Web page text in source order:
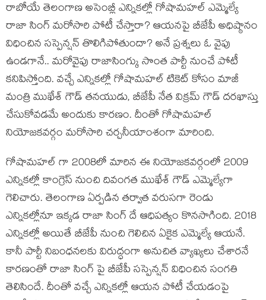
రాబోయే తెలంగాణ అసెంబ్లీ ఎన్నికల్లో గోషామహల్ ఎమ్మెల్యే
రాజా సింగ్ మరోసారి పోటీ చేస్తారా? ఆయనపై బీజేపీ అధిష్ఠానం
విధించిన సస్పెన్షన్ తొలిగిపోతుందా? అనే ప్రశ్నలు ఓ వైపు
ఉండగానే.. మరోవైపు రాజాసింగ్కు సొంత పార్టీ నుంచే పోటీ
కనిపిస్తోంది. వచ్చే ఎన్నికల్లో గోషామహల్ టికెట్ కోసం మాజీ
మంత్రి ముఖేశ్ గౌడ్ తనయుడు, బీజేపీ నేత విక్రమ్ గౌడ్ దరఖాస్తు
చేసుకోవడమే అందుకు కారణం. దీంతో గోషామహల్
నియోజకవర్గం మరోసారి చర్చనీయాంశంగా మారింది.
గోషామహల్ గా 2008లో మారిన ఈ నియోజకవర్గంలో 2009
ఎన్నికల్లో కాంగ్రెస్ నుంచి దివంగత ముఖేశ్ గౌడ్ ఎమ్మెల్యేగా
గెలిచారు. తెలంగాణ ఏర్పడిన తర్వాత వరుసగా రెండు
ఎన్నికల్లోనూ ఇక్కడ రాజా సింగ్ దే ఆధిపత్యం కొనసాగింది. 2018
ఎన్నికల్లో అయితే బీజేపీ నుంచి గెలిచిన ఏకైక ఎమ్మెల్యే ఆయనే.
కానీ పార్టీ నిబంధనలకు విరుద్ధంగా అనుచిత వ్యాఖ్యలు చేశారనే
కారణంతో రాజా సింగ్ పై బీజేపీ సస్పెన్షన్ విధించిన సంగతి
తెలిసిందే. దీంతో వచ్చే ఎన్నికల్లో ఆయన పోటీ చేయడంపై